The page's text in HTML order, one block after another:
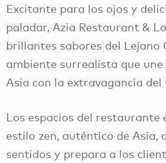
Excitante para los ojos y
paladar, Azia Restaurant &
brillantes sabores del Lejano
ambiente surrealista que une
Asia con la extravagancia del
Los espacios del restaurante
estilo zen, auténtico de Asia,
sentidos y prepara a los